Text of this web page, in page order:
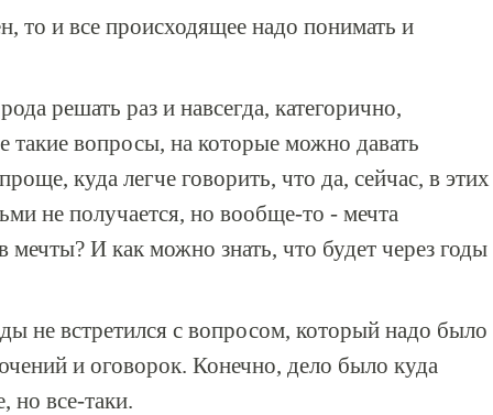
то и все происходящее надо понимать и
решать раз и навсегда, категорично,
такие вопросы, на которые можно давать
куда легче говорить, что да, сейчас, в этих
не получается, но вообще-то - мечта
мечты? И как можно знать, что будет через годы
не встретился с вопросом, который надо было
и оговорок. Конечно, дело было куда
но все-таки.